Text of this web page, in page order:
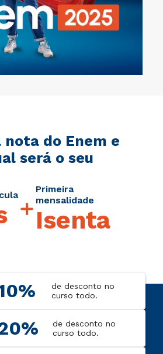
do Enem e
será o seu
Primeira
mensalidade
Isenta
de desconto no
curso todo.
de desconto no
curso todo.